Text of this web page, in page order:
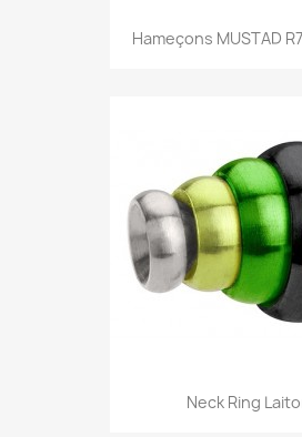
Hameçons MUSTAD
Neck Ring